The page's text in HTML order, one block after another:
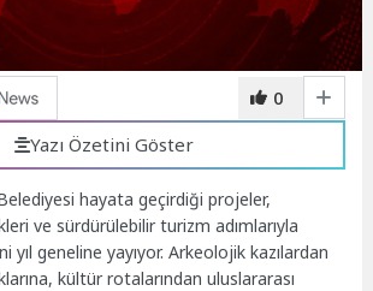
0
Yazı Özetini Göster
hayata geçirdiği projeler,
ve sürdürülebilir turizm adımlarıyla
yıl geneline yayıyor. Arkeolojik kazılardan
kültür rotalarından uluslararası